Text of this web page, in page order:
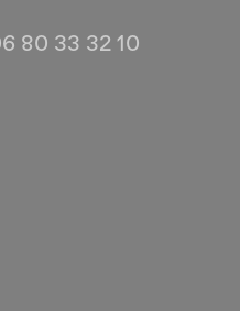
80 33 32 10